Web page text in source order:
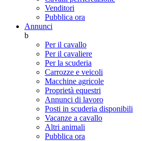
Venditori
Pubblica ora
Annunci
b
Per il cavallo
Per il cavaliere
Per la scuderia
Carrozze e veicoli
Macchine agricole
Proprietà equestri
Annunci di lavoro
Posti in scuderia disponibili
Vacanze a cavallo
Altri animali
Pubblica ora